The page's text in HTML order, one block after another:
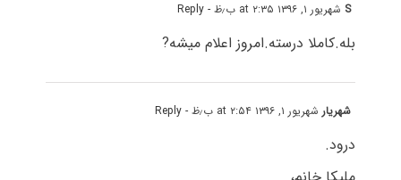
S شهریور ۱, ۱۳۹۶ at ۲:۳۵ ب٫ظ - Reply
بله.کاملا درسته.امروز اعلام میشه?
شهریارشهریور ۱, ۱۳۹۶ at ۲:۵۴ ب٫ظ - Reply
درود.